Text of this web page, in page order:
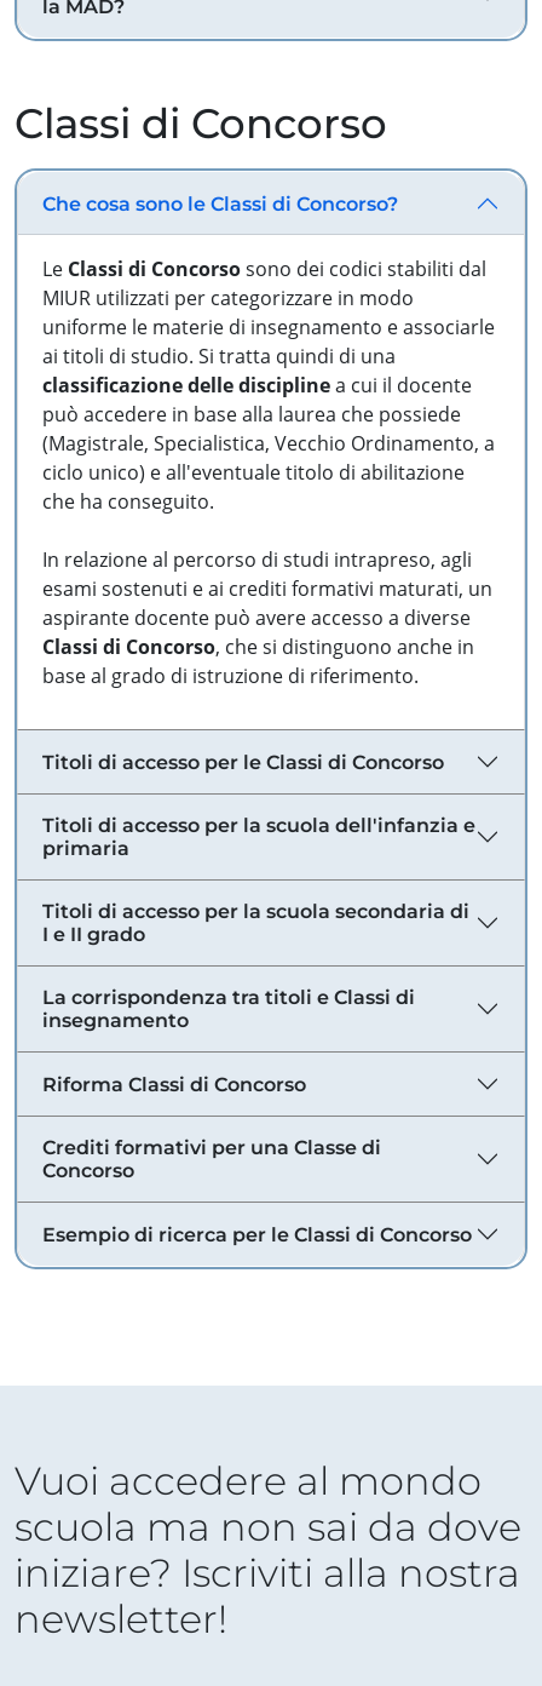
la MAD?
Classi di Concorso
Che cosa sono le Classi di Concorso?
Le Classi di Concorsosono dei codici stabiliti dal
MIUR utilizzati per categorizzare in modo
uniforme le materie di insegnamento e associarle
ai titoli di studio. Si tratta quindi di una
classificazione delle disciplinea cui il docente
può accedere in base alla laurea che possiede
(Magistrale, Specialistica, Vecchio Ordinamento, a
ciclo unico) e all'eventuale titolo di abilitazione
che ha conseguito.
In relazione al percorso di studi intrapreso, agli
esami sostenuti e ai crediti formativi maturati, un
aspirante docente può avere accesso a diverse
Classi di Concorso, che si distinguono anche in
base al grado di istruzione di riferimento.
Titoli di accesso per le Classi di Concorso
Titoli di accesso per la scuola dell'infanzia e
primaria
Titoli di accesso per la scuola secondaria di
I e II grado
La corrispondenza tra titoli e Classi di
insegnamento
Riforma Classi di Concorso
Crediti formativi per una Classe di
Concorso
Esempio di ricerca per le Classi di Concorso
Vuoi accedere al mondo
scuola ma non sai da dove
iniziare? Iscriviti alla nostra
newsletter!